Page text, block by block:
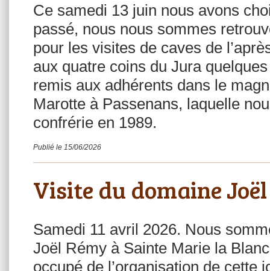
Ce samedi 13 juin nous avons
passé, nous nous sommes
pour les visites de caves de
aux quatre coins du Jura
remis aux adhérents dans le
Marotte à Passenans, laquelle
confrérie en 1989.
Publié le 15/06/2026
Visite du domaine
Samedi 11 avril 2026. Nous
Joël Rémy à Sainte Marie la
occupé de l’organisation de cette